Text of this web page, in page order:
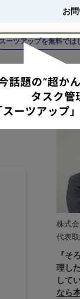
お
ーツアップを無料では
株式
代表
『そ
理し
して
なら